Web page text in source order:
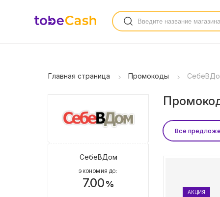
Главная страница Промокоды
СебеВДом
ЭКОНОМИЯ ДО:
7.00%
Все
АКЦИЯ